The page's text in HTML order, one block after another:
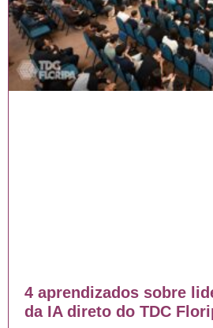
4 aprendizados sobre
da IA direto do TDC